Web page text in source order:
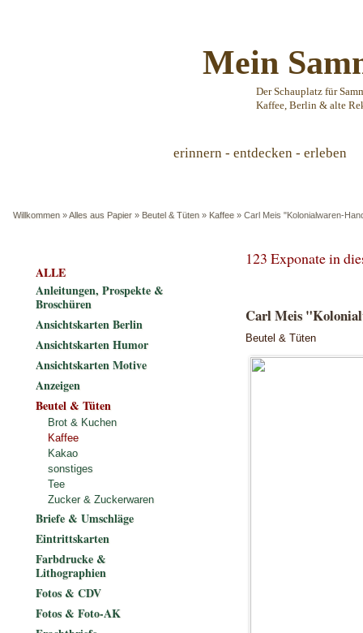
Mein
Der Schauplatz für
Kaffee, Berlin & alte
erinnern - entdecken - erleben
Willkommen »Alles aus Papier » Beutel & Tüten » Kaffee » Carl Meis "Kolonialwaren-
123 Exponate in
Carl Meis
Beutel & Tüten
ALLE
Anleitungen, Prospekte &
Broschüren
Ansichtskarten Berlin
Ansichtskarten Humor
Ansichtskarten Motive
Anzeigen
Beutel & Tüten
Brot & Kuchen
Kaffee
Kakao
sonstiges
Tee
Zucker & Zuckerwaren
Briefe & Umschläge
Eintrittskarten
Farbdrucke &
Lithographien
Fotos & CDV
Fotos & Foto-AK